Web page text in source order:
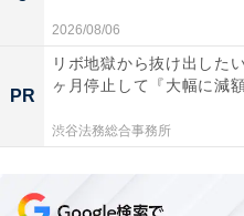
ラクターを演じるほか、
画の吹き替え、俳優とし
幅広く活躍しています。4
る音声AIプロジェクト「そ
れ、梶さんの声で自由に喋
ボイスソフトが登場する
2026/08/06
PR
リボ地獄から抜け出した
ヶ月停止して『大幅に減
渋谷法務総合事務所